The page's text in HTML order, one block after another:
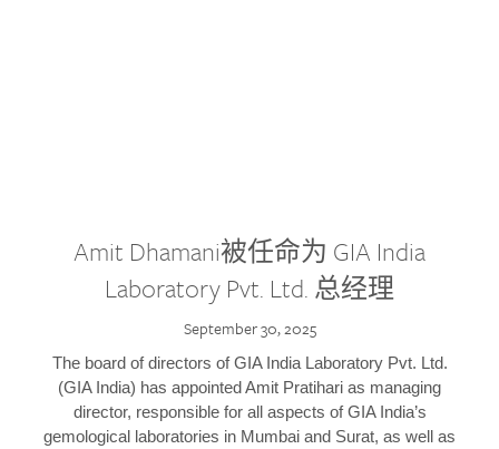
Amit Dhamani被任命为 GIA India
Laboratory Pvt. Ltd. 总经理
September 30, 2025
The board of directors of GIA India Laboratory Pvt. Ltd.
(GIA India) has appointed Amit Pratihari as managing
director, responsible for all aspects of GIA India’s
gemological laboratories in Mumbai and Surat, as well as